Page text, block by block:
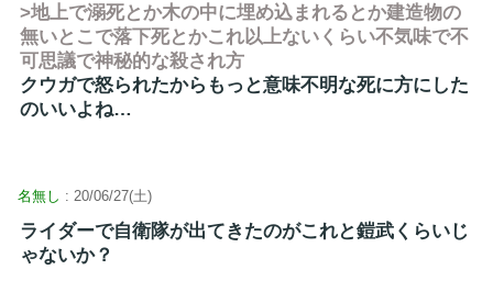
>地上で溺死とか木の中に埋め込まれるとか建造物の
無いとこで落下死とかこれ以上ないくらい不気味で不
可思議で神秘的な殺され方
クウガで怒られたからもっと意味不明な死に方にした
のいいよね…
名無し : 20/06/27(土)
ライダーで自衛隊が出てきたのがこれと鎧武くらいじ
ゃないか？